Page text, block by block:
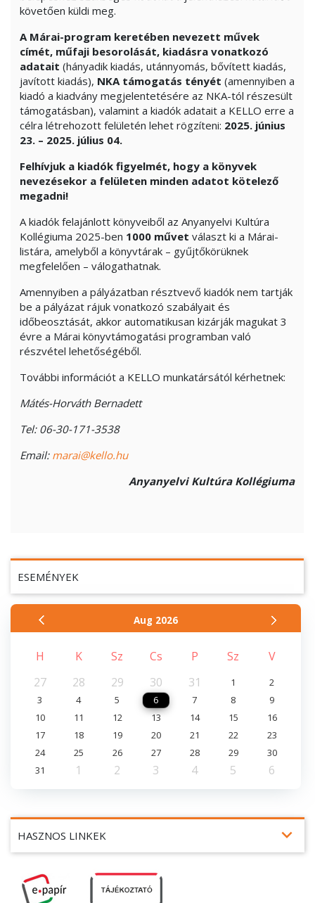
HASZNOS LINKEK expand_more
ESEMÉNYEK
Aug 2026
H K Sz Cs P Sz
V
27
28 29 30 31 1
2
3
4 5 6 7 8
9
10
11 12 13 14 15
16
17
18 19 20 21 22
23
24
25 26 27 28 29
30
31
1 2 3 4 5 6
követően küldi meg.
A Márai-program keretében nevezett művek
címét, műfaji besorolását, kiadásra vonatkozó
adatait (hányadik kiadás, utánnyomás, bővített kiadás,
javított kiadás), NKA támogatás tényét (amennyiben a
kiadó a kiadvány megjelentetésére az NKA-tól részesült
támogatásban), valamint a kiadók adatait a KELLO erre a
célra létrehozott felületén lehet rögzíteni: 2025. június
23. – 2025. július 04.
Felhívjuk a kiadók figyelmét, hogy a könyvek
nevezésekor a felületen minden adatot kötelező
megadni!
A kiadók felajánlott könyveiből az Anyanyelvi Kultúra
Kollégiuma 2025-ben 1000 művet választ ki a Márai-
listára, amelyből a könyvtárak – gyűjtőkörüknek
megfelelően – válogathatnak.
Amennyiben a pályázatban résztvevő kiadók nem tartják
be a pályázat rájuk vonatkozó szabályait és
időbeosztását, akkor automatikusan kizárják magukat 3
évre a Márai könyvtámogatási programban való
részvétel lehetőségéből.
További információt a KELLO munkatársától kérhetnek:
Mátés-Horváth Bernadett
Tel: 06-30-171-3538
Email: marai@kello.hu
Anyanyelvi Kultúra Kollégiuma